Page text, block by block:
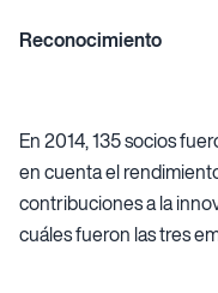
Reconocimiento
En 2014, 135 socios
en cuenta el
contribuciones a la
cuáles fueron las tres